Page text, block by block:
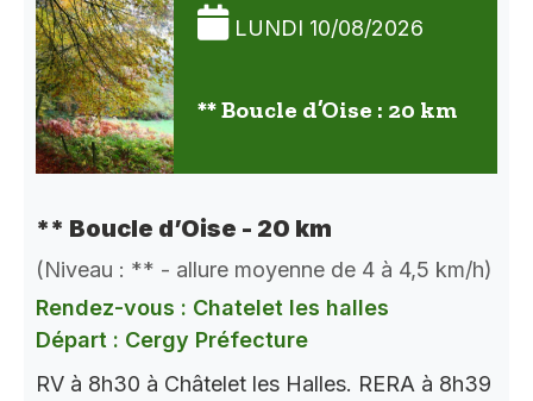
LUNDI 10/08/2026
** Boucle d’Oise : 20 km
** Boucle d’Oise - 20 km
(Niveau : ** - allure moyenne de 4 à 4,5 km/h)
Rendez-vous : Chatelet les halles
Départ : Cergy Préfecture
RV à 8h30 à Châtelet les Halles. RERA à 8h39